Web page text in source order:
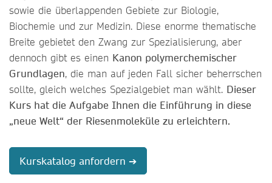
sowie die überlappenden Gebiete zur Biologie,
Biochemie und zur Medizin. Diese enorme thematische
Breite gebietet den Zwang zur Spezialisierung, aber
dennoch gibt es einen Kanon polymerchemischer
Grundlagen, die man auf jeden Fall sicher beherrschen
sollte, gleich welches Spezialgebiet man wählt. Dieser
Kurs hat die Aufgabe Ihnen die Einführung in diese
„neue Welt“ der Riesenmoleküle zu erleichtern.
Kurskatalog anfordern ➔